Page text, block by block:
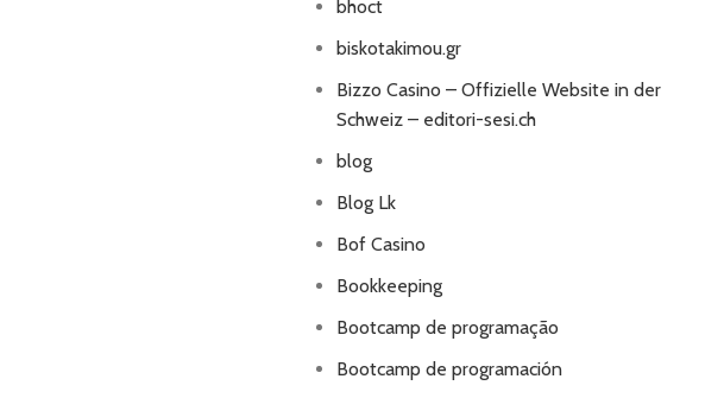
bhoct
biskotakimou.gr
Bizzo Casino – Offizielle Website in der
Schweiz – editori-sesi.ch
blog
Blog Lk
Bof Casino
Bookkeeping
Bootcamp de programação
Bootcamp de programación